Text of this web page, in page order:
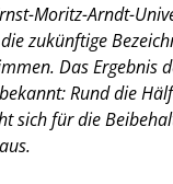
Moritz-Arndt-
zukünftige
Das Ergebnis
Rund die
sich für die